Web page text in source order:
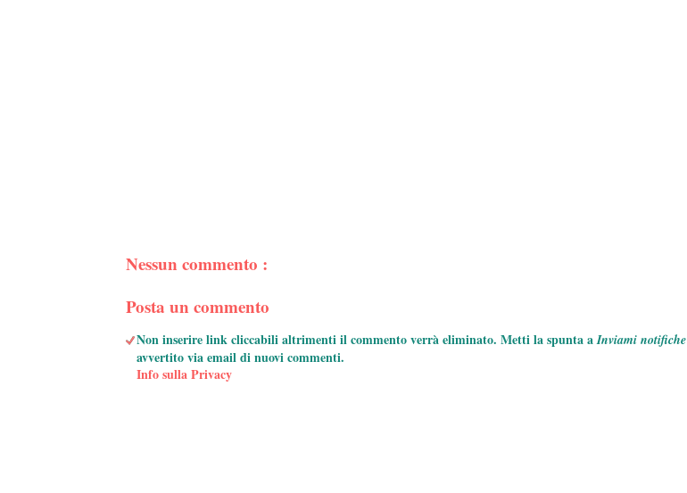
Nessun commento :
Posta un commento
Non inserire link cliccabili altrimenti il commento verrà eliminato. Metti la spunta aInviami notifiche
avvertito via email di nuovi commenti.
Info sulla Privacy